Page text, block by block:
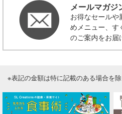
ガーリックオ
投稿日：2024/
ガーリックバ
焼肉と焼きめ
２０２４年 無
４Ｘミート」（
投稿日：2024/04/
メールマガジ
お得なセールや
めメニュー、す
のご案内をお届
※表記の金額は特に記載のある場合を